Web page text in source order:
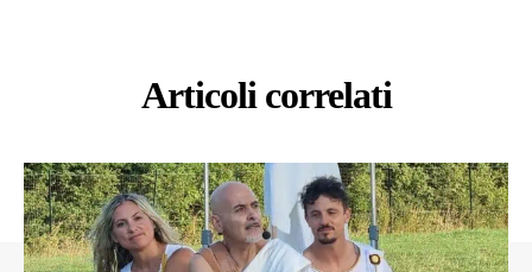
Articoli correlati